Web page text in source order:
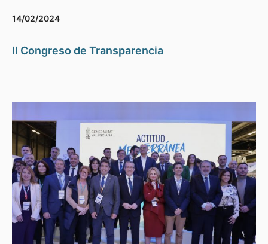
14/02/2024
II Congreso de Transparencia